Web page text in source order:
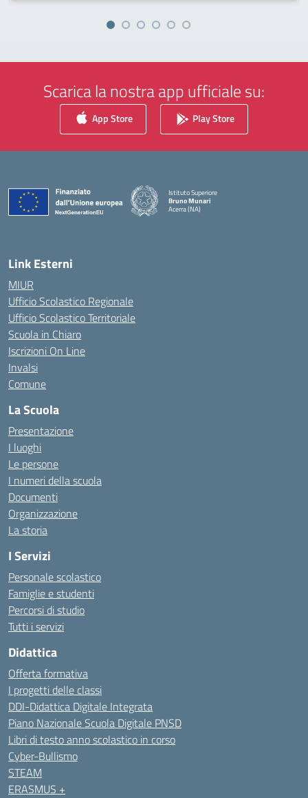
Scarica la nostra app ufficiale su:
App Store Play Store
Istituto Superiore
Bruno Munari
Acerra (NA)
Link Esterni
MIUR
Ufficio Scolastico Regionale
Ufficio Scolastico Territoriale
Scuola in Chiaro
Iscrizioni On Line
Invalsi
Comune
La Scuola
Presentazione
I luoghi
Le persone
I numeri della scuola
Documenti
Organizzazione
La storia
I Servizi
Personale scolastico
Famiglie e studenti
Percorsi di studio
Tutti i servizi
Didattica
Offerta formativa
I progetti delle classi
DDI-Didattica Digitale Integrata
Piano Nazionale Scuola Digitale PNSD
Libri di testo anno scolastico in corso
Cyber-Bullismo
STEAM
ERASMUS +